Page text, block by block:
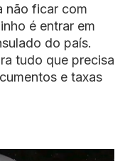
não ficar com
é entrar em
do país.
tudo que precisa
e taxas